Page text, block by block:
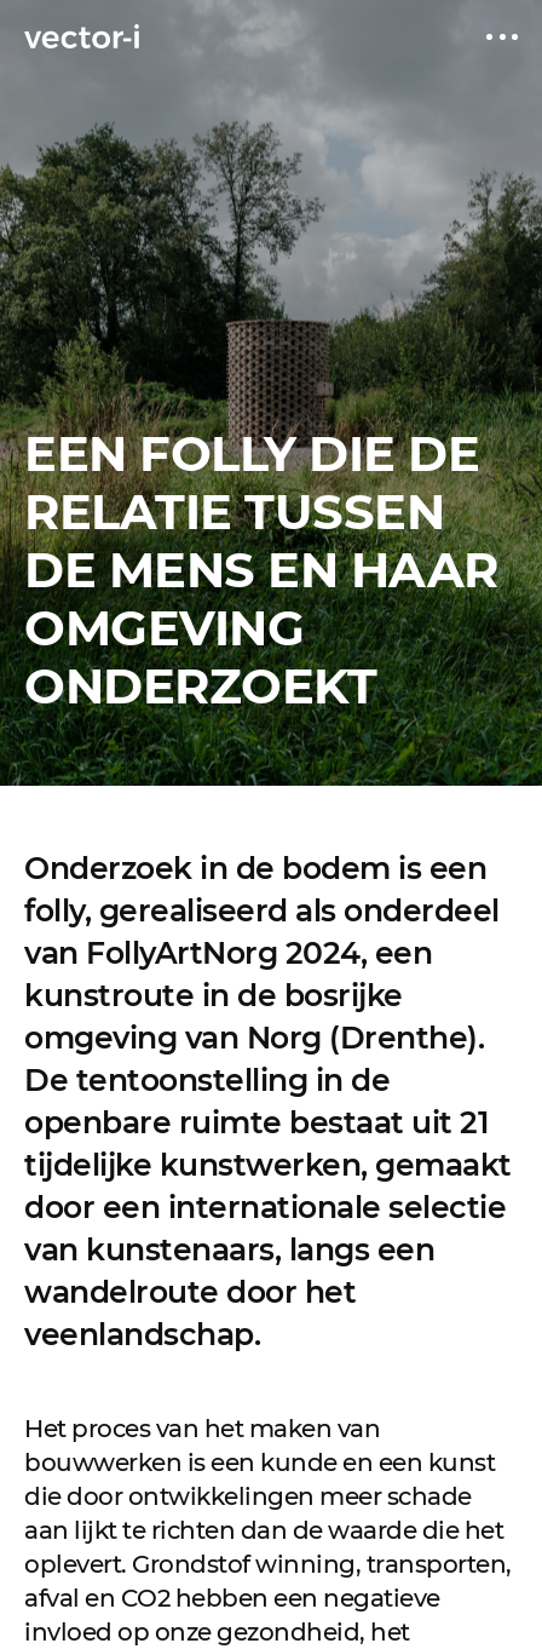
EEN FOLLY DIE DE
RELATIE TUSSEN
DE MENS EN HAAR
OMGEVING
ONDERZOEKT
Onderzoek in de bodem is een
folly, gerealiseerd als onderdeel
van FollyArtNorg 2024, een
kunstroute in de bosrijke
omgeving van Norg (Drenthe).
De tentoonstelling in de
openbare ruimte bestaat uit 21
tijdelijke kunstwerken, gemaakt
door een internationale selectie
van kunstenaars, langs een
wandelroute door het
veenlandschap.
Het proces van het maken van
bouwwerken is een kunde en een kunst
die door ontwikkelingen meer schade
aan lijkt te richten dan de waarde die het
oplevert. Grondstof winning, transporten,
afval en CO2 hebben een negatieve
invloed op onze gezondheid, het